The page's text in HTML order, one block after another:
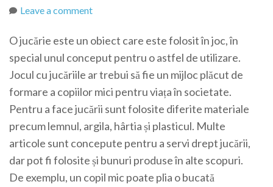
Leave a comment
O jucărie este un obiect care este folosit în joc, în
special unul conceput pentru o astfel de utilizare.
Jocul cu jucăriile ar trebui să fie un mijloc plăcut de
formare a copiilor mici pentru viața în societate.
Pentru a face jucării sunt folosite diferite materiale
precum lemnul, argila, hârtia și plasticul. Multe
articole sunt concepute pentru a servi drept jucării,
dar pot fi folosite și bunuri produse în alte scopuri.
De exemplu, un copil mic poate plia o bucată